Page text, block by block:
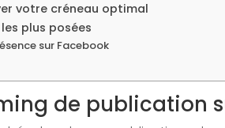
votre créneau optimal
plus posées
sur Facebook
de publication